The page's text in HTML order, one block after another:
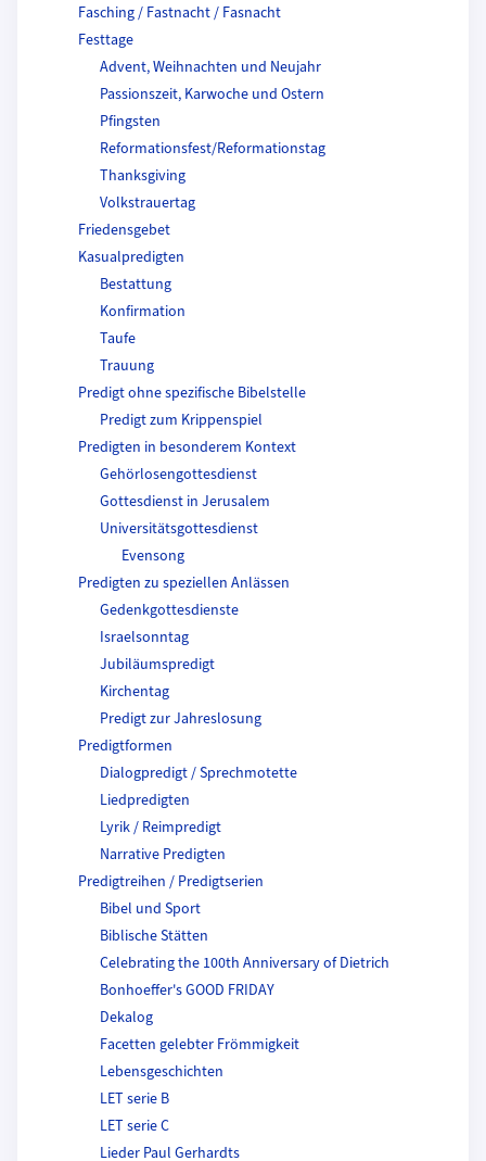
Fasching / Fastnacht / Fasnacht
Festtage
Advent, Weihnachten und Neujahr
Passionszeit, Karwoche und Ostern
Pfingsten
Reformationsfest/Reformationstag
Thanksgiving
Volkstrauertag
Friedensgebet
Kasualpredigten
Bestattung
Konfirmation
Taufe
Trauung
Predigt ohne spezifische Bibelstelle
Predigt zum Krippenspiel
Predigten in besonderem Kontext
Gehörlosengottesdienst
Gottesdienst in Jerusalem
Universitätsgottesdienst
Evensong
Predigten zu speziellen Anlässen
Gedenkgottesdienste
Israelsonntag
Jubiläumspredigt
Kirchentag
Predigt zur Jahreslosung
Predigtformen
Dialogpredigt / Sprechmotette
Liedpredigten
Lyrik / Reimpredigt
Narrative Predigten
Predigtreihen / Predigtserien
Bibel und Sport
Biblische Stätten
Celebrating the 100th Anniversary of Dietrich
Bonhoeffer's GOOD FRIDAY
Dekalog
Facetten gelebter Frömmigkeit
Lebensgeschichten
LET serie B
LET serie C
Lieder Paul Gerhardts